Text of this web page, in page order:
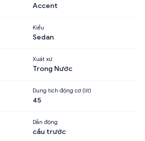
Accent
Kiểu
Sedan
Xuất xứ
Trong Nước
Dung tích động cơ (lít)
45
Dẫn động
cầu trước